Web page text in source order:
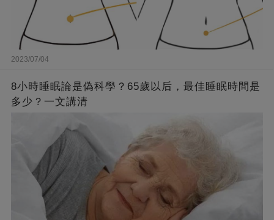
2023/07/04
8小時睡眠論是偽科學？65歲以后，最佳睡眠時間是
多少？一文講清